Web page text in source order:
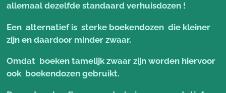
allemaal dezelfde standaard verhuisdozen !
Een alternatief is sterke boekendozen die kleiner
zijn en daardoor minder zwaar.
Omdat boeken tamelijk zwaar zijn worden hiervoor
ook boekendozen gebruikt.